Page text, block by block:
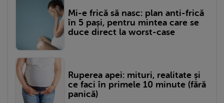
Mi-e frică să nasc: plan anti-frică
în 5 pași, pentru mintea care se
duce direct la worst-case
Ruperea apei: mituri, realitate și
ce faci în primele 10 minute (fără
panică)